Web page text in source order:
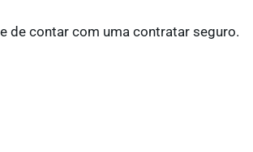
de contar com uma contratar seguro.